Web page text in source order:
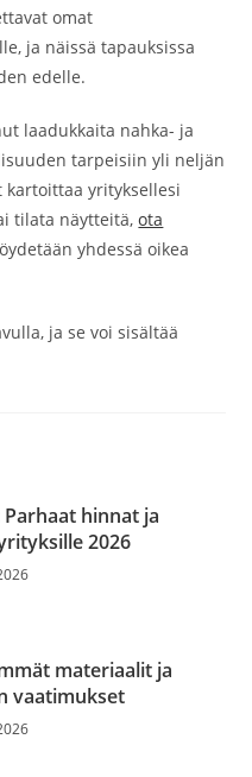
omat
ja näissä tapauksissa
edelle.
laadukkaita nahka- ja
tarpeisiin yli neljän
kartoittaa yrityksellesi
tilata näytteitä,ota
yhdessä oikea
ja se voi sisältää
hinnat ja
2026
materiaalit ja
vaatimukset